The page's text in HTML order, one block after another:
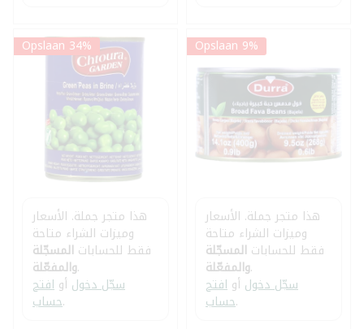
Opslaan 34%
هذا متجر جملة. الأسعار
وميزات الشراء متاحة
فقط للحسابات المسجّلة
والمفعّلة.
سجّل دخول أو افتح
حساب.
Opslaan 9%
هذا متجر جملة. الأسعار
وميزات الشراء متاحة
فقط للحسابات المسجّلة
والمفعّلة.
سجّل دخول أو افتح
حساب.